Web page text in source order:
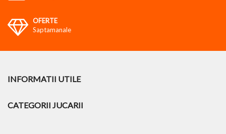
OFERTE
Saptamanale
INFORMATII UTILE
CATEGORII JUCARII